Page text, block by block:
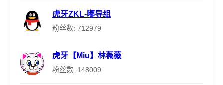
虎牙ZKL-嘟导组
粉丝数: 712979
虎牙【Miu】林薇薇
粉丝数: 148009